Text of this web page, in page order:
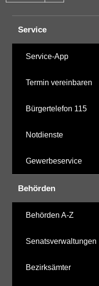
Service
Service-App
Termin vereinbaren
Bürgertelefon 115
Notdienste
Gewerbeservice
Behörden
Behörden A-Z
Senatsverwaltungen
Bezirksämter